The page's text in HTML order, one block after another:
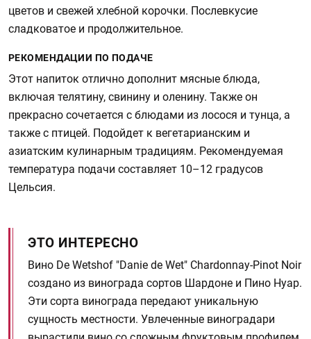
цветов и свежей хлебной корочки. Послевкусие
сладковатое и продолжительное.
РЕКОМЕНДАЦИИ ПО ПОДАЧЕ
Этот напиток отлично дополнит мясные блюда,
включая телятину, свинину и оленину. Также он
прекрасно сочетается с блюдами из лосося и тунца, а
также с птицей. Подойдет к вегетарианским и
азиатским кулинарным традициям. Рекомендуемая
температура подачи составляет 10–12 градусов
Цельсия.
ЭТО ИНТЕРЕСНО
Вино De Wetshof "Danie de Wet" Chardonnay-Pinot Noir
создано из винограда сортов Шардоне и Пино Нуар.
Эти сорта винограда передают уникальную
сущность местности. Увлеченные виноградари